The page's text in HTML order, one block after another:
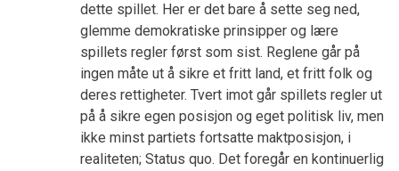
dette spillet. Her er det bare å sette seg ned,
glemme demokratiske prinsipper og lære
spillets regler først som sist. Reglene går på
ingen måte ut å sikre et fritt land, et fritt folk og
deres rettigheter. Tvert imot går spillets regler ut
på å sikre egen posisjon og eget politisk liv, men
ikke minst partiets fortsatte maktposisjon, i
realiteten; Status quo. Det foregår en kontinuerlig